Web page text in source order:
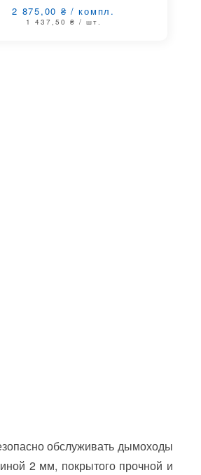
2 875,00 ₴ / компл.
1 437,50 ₴ / шт.
обслуживать дымоходы
2 мм, покрытого прочной и